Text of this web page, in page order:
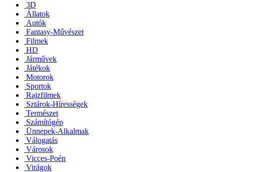
3D
Állatok
Autók
Fantasy-Művészet
Filmek
HD
Járművek
Játékok
Motorok
Sportok
Rajzfilmek
Sztárok-Hírességek
Természet
Számítógép
Ünnepek-Alkalmak
Válogatás
Városok
Vicces-Poén
Virágok